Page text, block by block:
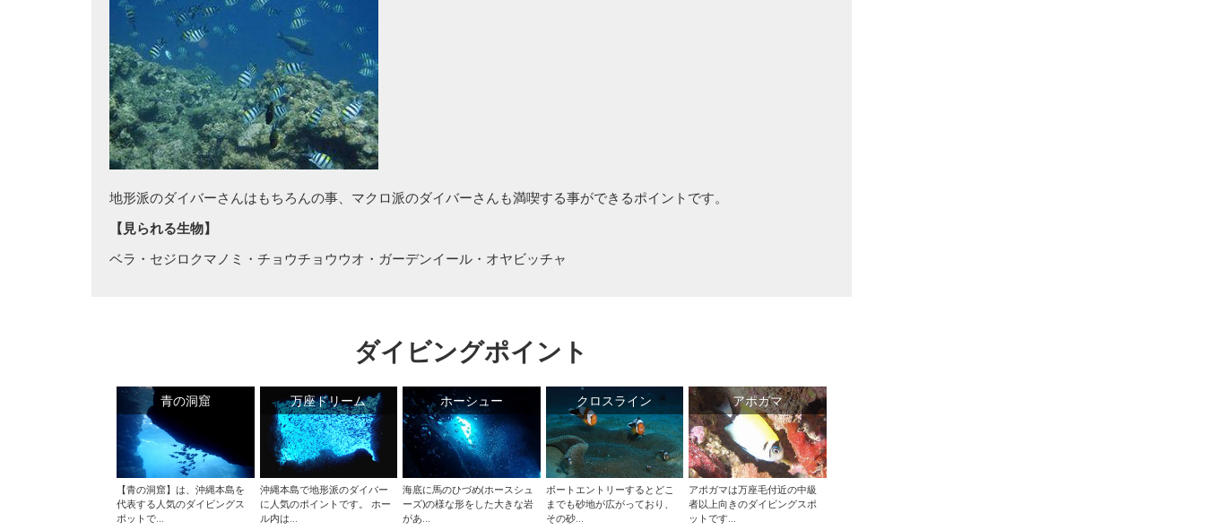
地形派のダイバーさんはもちろんの事、マクロ派のダイバーさんも満喫する事ができるポイントです。
【見られる生物】
ベラ・セジロクマノミ・チョウチョウウオ・ガーデンイール・オヤビッチャ
ダイビングポイント
青の洞窟
【青の洞窟】は、沖縄本島を
代表する人気のダイビングス
ポットで...
万座ドリーム
沖縄本島で地形派のダイバー
に人気のポイントです。 ホー
ル内は...
ホーシュー
海底に馬のひづめ(ホースシュ
ーズ)の様な形をした大きな岩
があ...
クロスライン
ボートエントリーするとどこ
までも砂地が広がっており、
その砂...
アポガマ
アポガマは万座毛付近の中級
者以上向きのダイビングスポ
ットです...